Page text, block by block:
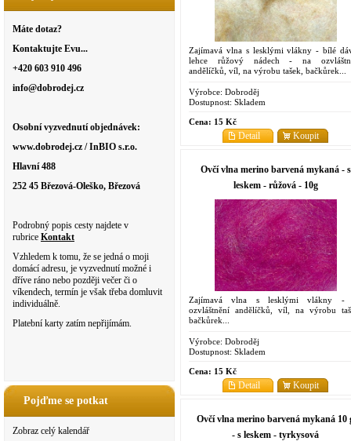
Máte dotaz?
Kontaktujte Evu...
+420 603 910 496
info@dobrodej.cz
Osobní vyzvednutí objednávek:
www.dobrodej.cz / InBIO s.r.o.
Hlavní 488
252 45 Březová-Oleško, Březová
Podrobný popis cesty najdete v
rubrice Kontakt
Vzhledem k tomu, že se jedná o moji
domácí adresu, je vyzvednutí možné i
dříve ráno nebo později večer či o
víkendech, termín je však třeba domluvit
individuálně.
Platební karty zatím nepřijímám.
Pojďme se potkat
Zobraz celý kalendář
Zajímavá vlna s lesklými vlákny - bílé
lehce růžový nádech - na
andělíčků, víl, na výrobu tašek, bačkůrek...
Výrobce: Dobroděj
Dostupnost: Skladem
Cena: 15 Kč
Koupit
Detail
Ovčí vlna merino barvená mykaná - s
leskem - růžová - 10g
Zajímavá vlna s lesklými vlákny -
ozvláštnění andělíčků, víl, na výrobu
bačkůrek...
Výrobce: Dobroděj
Dostupnost: Skladem
Cena: 15 Kč
Koupit
Detail
Ovčí vlna merino barvená mykaná 10
- s leskem - tyrkysová